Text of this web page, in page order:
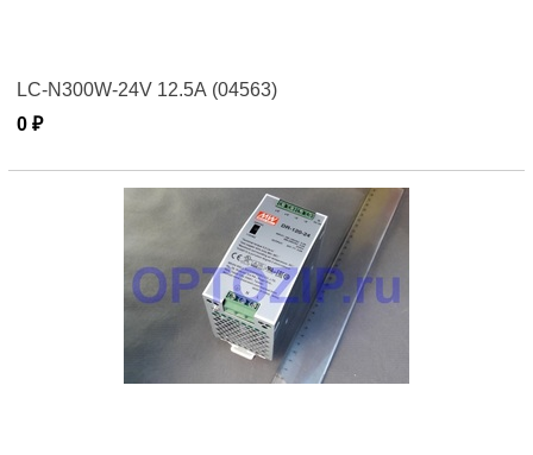
LC-N300W-24V 12.5А (04563)
0 ₽